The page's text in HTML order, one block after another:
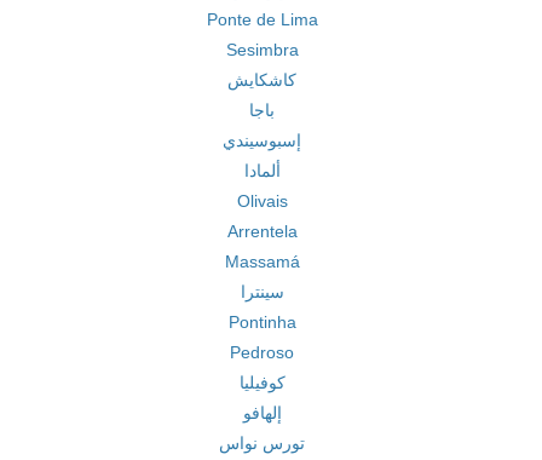
Ponte de Lima
Sesimbra
كاشكايش
باجا
إسبوسيندي
ألمادا
Olivais
Arrentela
Massamá
سينترا
Pontinha
Pedroso
كوفيليا
إلهافو
تورس نواس